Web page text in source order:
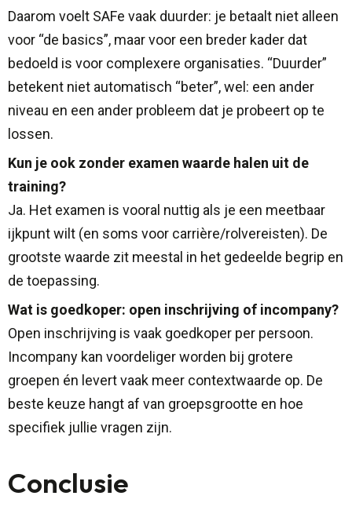
Daarom voelt SAFe vaak duurder: je betaalt niet alleen
voor “de basics”, maar voor een breder kader dat
bedoeld is voor complexere organisaties. “Duurder”
betekent niet automatisch “beter”, wel: een ander
niveau en een ander probleem dat je probeert op te
lossen.
Kun je ook zonder examen waarde halen uit de
training?
Ja. Het examen is vooral nuttig als je een meetbaar
ijkpunt wilt (en soms voor carrière/rolvereisten). De
grootste waarde zit meestal in het gedeelde begrip en
de toepassing.
Wat is goedkoper: open inschrijving of incompany?
Open inschrijving is vaak goedkoper per persoon.
Incompany kan voordeliger worden bij grotere
groepen én levert vaak meer contextwaarde op. De
beste keuze hangt af van groepsgrootte en hoe
specifiek jullie vragen zijn.
Conclusie